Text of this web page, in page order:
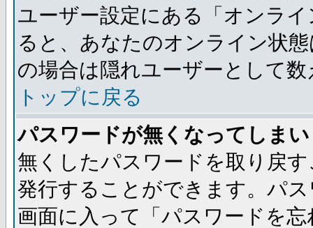
ユーザー設定にある「オンラ
ると、あなたのオンライン状
の場合は隠れユーザーとして
トップに戻る
パスワードが無くなってしま
無くしたパスワードを取り戻
発行することができます。パ
画面に入って「パスワードを